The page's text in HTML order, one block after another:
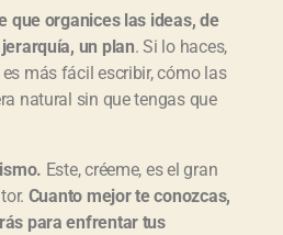
que organices las ideas, de
un plan. Si lo haces,
más fácil escribir, cómo las
natural sin que tengas que
Este, créeme, es el gran
Cuanto mejor te conozcas,
para enfrentar tus